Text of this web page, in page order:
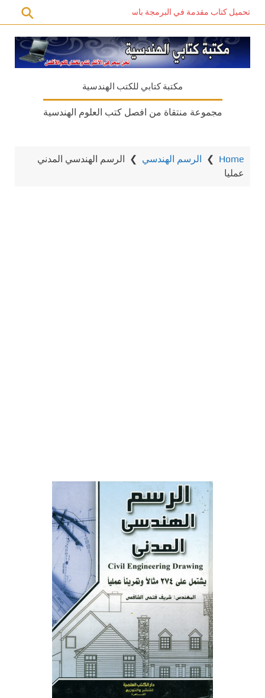
تحميل كتاب مقدمة في البرمجة باستخدام C# PDF – دليل المبتدئين للتعلم الذاتي
مكتبة كتابي للكتب الهندسية
مجموعة منتقاة من افصل كتب العلوم الهندسية
Home
❯ الرسم الهندسي ❯ الرسم الهندسي المدني
عمليا